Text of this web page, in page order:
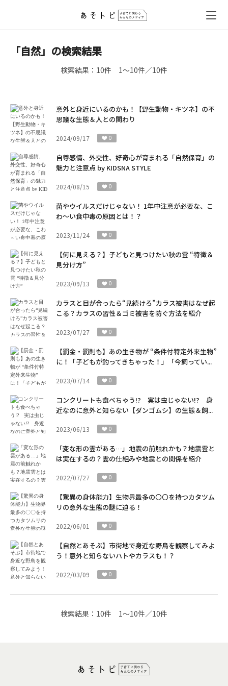
「自然」の検索結果
検索結果： 10件 1～10件／10件
意外と身近にいるのかも！【野生動物・キツネ】の不
思議な生態＆人との関わり
2024/09/17 0
自尊感情、外交性、好奇心が育まれる「自然保育」の
魅力と注意点 by KIDSNA STYLE
2024/08/15 0
菌やウイルスだけじゃない！ 1年中注意が必要な、こ
わ～い食中毒の原因とは！？
2023/11/24 0
【何に見える？】子どもと見つけたい秋の雲 “特徴＆
見分け方”
2023/09/13 0
カラスと目が合ったら“見続けろ”カラス被害はなぜ起
こる？カラスの習性＆ゴミ被害を防ぐ方法を紹介
2023/07/27 0
【罰金・罰則も】あの生き物が “条件付特定外来生物”
に！「子どもが釣ってきちゃった！」「今飼ってい...
2023/07/14 0
コンクリートも食べちゃう!? 実は虫じゃない!? 身
近なのに意外と知らない【ダンゴムシ】の生態＆飼...
2023/06/13 0
「変な形の雲がある…」地震の前触れかも？地震雲と
は実在するの？雲の仕組みや地震との関係を紹介
2022/07/27 0
【驚異の身体能力】生物界最多の〇〇を持つカタツム
リの意外な生態の謎に迫る！
2022/06/01 0
【自然とあそぶ】市街地で身近な野鳥を観察してみよ
う！意外と知らないハトやカラスも！？
2022/03/09 0
検索結果： 10件 1～10件／10件